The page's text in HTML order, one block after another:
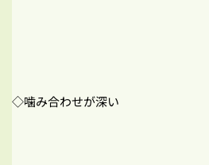
◇噛み合わせが深い